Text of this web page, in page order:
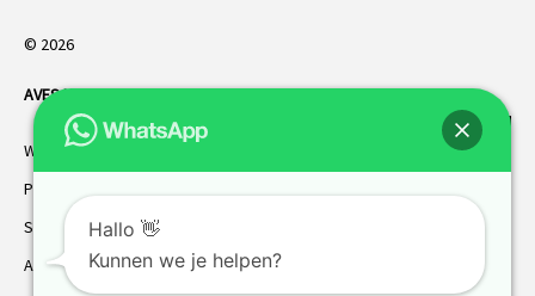
© 2026
AVES HORREN. Alle rechten voorbehouden.
Webdesign Vanoo Media
Privacybeleid
Sitemap
AVES garantie
Hallo 👋
Kunnen we je helpen?